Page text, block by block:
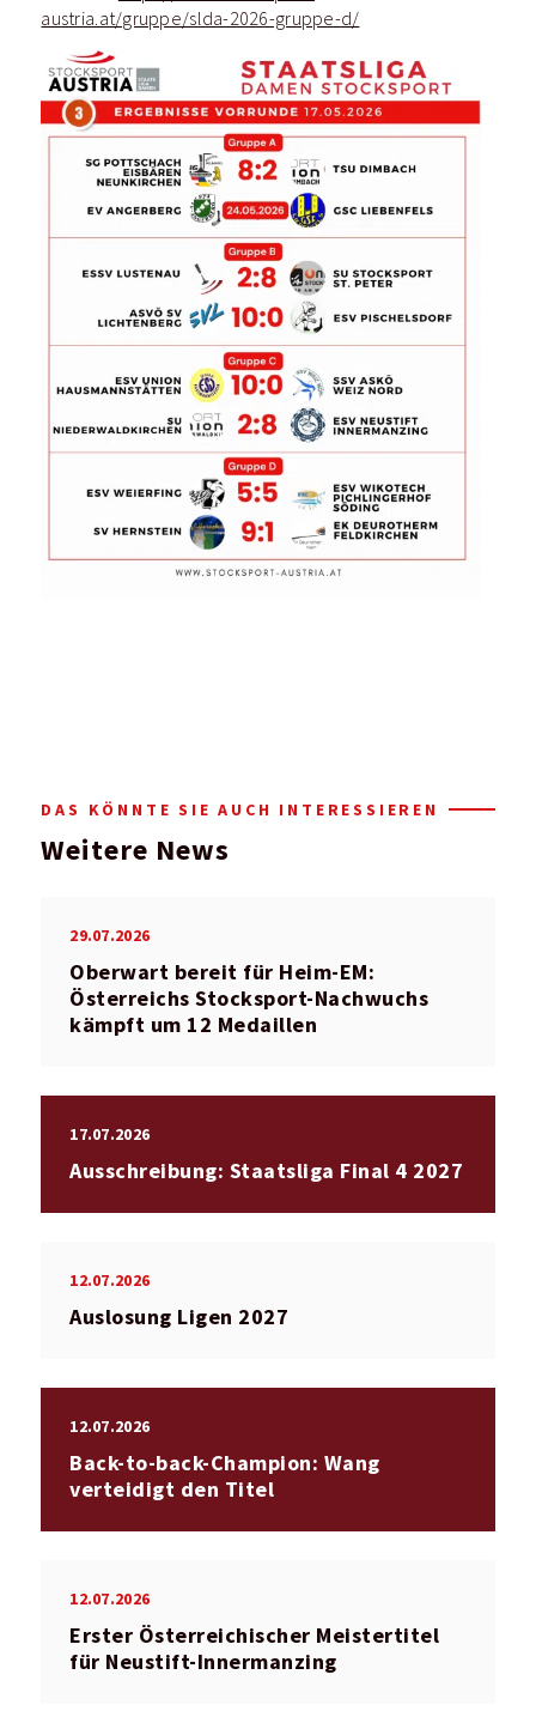
austria.at/gruppe/slda-2026-gruppe-d/
DAS KÖNNTE SIE AUCH INTERESSIEREN
Weitere News
29.07.2026
Oberwart bereit für Heim-EM:
Österreichs Stocksport-Nachwuchs
kämpft um 12 Medaillen
17.07.2026
Ausschreibung: Staatsliga Final 4 2027
12.07.2026
Auslosung Ligen 2027
12.07.2026
Back-to-back-Champion: Wang
verteidigt den Titel
12.07.2026
Erster Österreichischer Meistertitel
für Neustift-Innermanzing